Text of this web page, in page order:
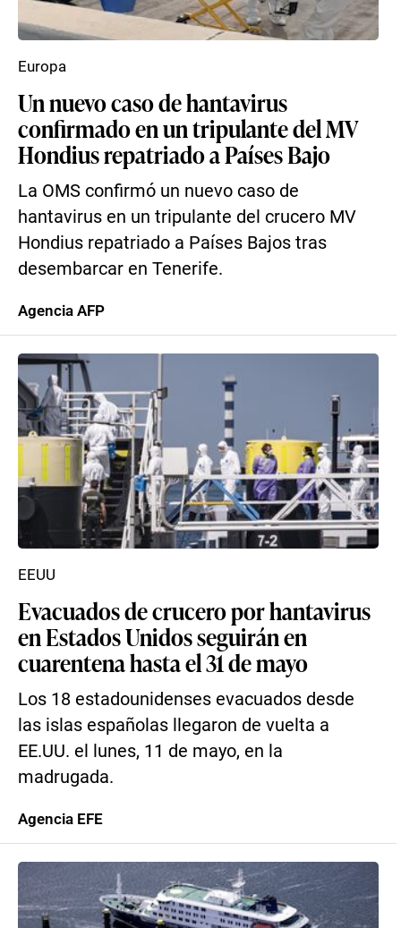
Un nuevo caso de hantavirus
confirmado en un tripulante del MV
Hondius repatriado a Países Bajo
La OMS confirmó un nuevo caso de
hantavirus en un tripulante del crucero MV
Hondius repatriado a Países Bajos tras
desembarcar en Tenerife.
Europa
Agencia AFP
Evacuados de crucero por hantavirus
en Estados Unidos seguirán en
cuarentena hasta el 31 de mayo
Los 18 estadounidenses evacuados desde
las islas españolas llegaron de vuelta a
EE.UU. el lunes, 11 de mayo, en la
madrugada.
EEUU
Agencia EFE